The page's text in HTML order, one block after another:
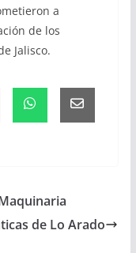
a
de los
Jalisco.
de Lo Arado